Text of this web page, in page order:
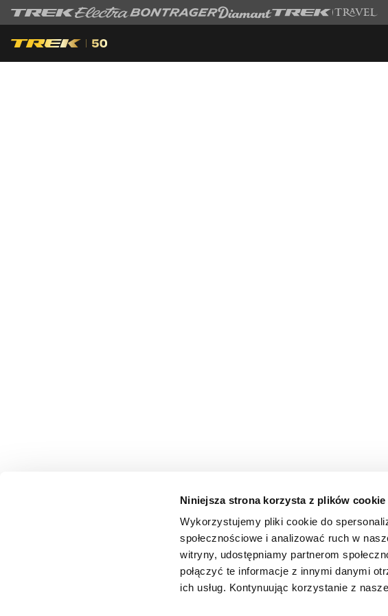
Niniejsza strona korzysta z plików cookie
Wykorzystujemy pliki cookie do
społecznościowe i analizować ruch w
witryny, udostępniamy partnerom
połączyć te informacje z innymi danymi
ich usług. Kontynuując korzystanie z